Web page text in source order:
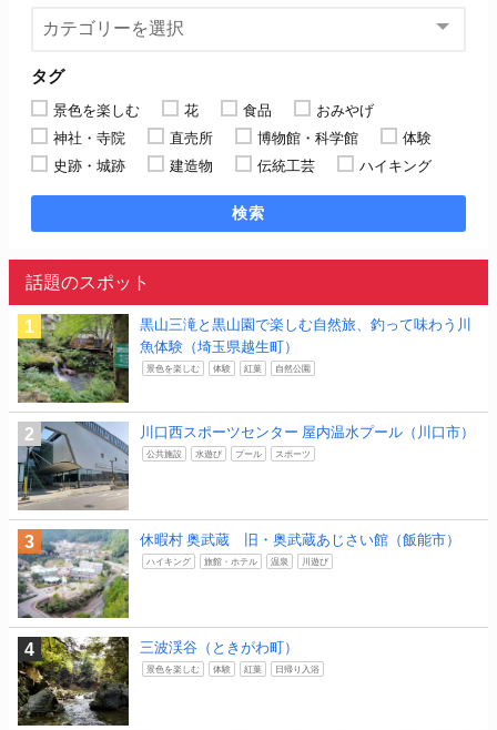
タグ
景色を楽しむ 花 食品
おみやげ
神社・寺院
直売所 博物館・科学館
体験
史跡・城跡
建造物 伝統工芸 ハイキング
検索
話題のスポット
黒山三滝と黒山園で楽しむ自然旅、釣って味わう川
魚体験（埼玉県越生町）
景色を楽しむ 体験 紅葉 自然公園
川口西スポーツセンター 屋内温水プール（川口市）
公共施設 水遊び プール スポーツ
休暇村 奥武蔵 旧・奥武蔵あじさい館（飯能市）
ハイキング 旅館・ホテル 温泉 川遊び
三波渓谷（ときがわ町）
景色を楽しむ 体験 紅葉 日帰り入浴